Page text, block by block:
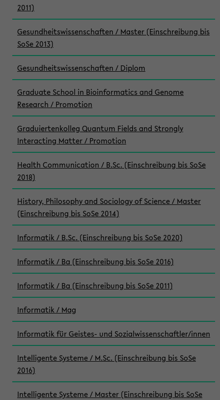
2011)
Gesundheitswissenschaften / Master (Einschreibung bis
SoSe 2013)
Gesundheitswissenschaften / Diplom
Graduate School in Bioinformatics and Genome
Research / Promotion
Graduiertenkolleg Quantum Fields and Strongly
Interacting Matter / Promotion
Health Communication / B.Sc. (Einschreibung bis SoSe
2018)
History, Philosophy and Sociology of Science / Master
(Einschreibung bis SoSe 2014)
Informatik / B.Sc. (Einschreibung bis SoSe 2020)
Informatik / Ba (Einschreibung bis SoSe 2016)
Informatik / Ba (Einschreibung bis SoSe 2011)
Informatik / Mag
Informatik für Geistes- und Sozialwissenschaftler/innen
Intelligente Systeme / M.Sc. (Einschreibung bis SoSe
2016)
Intelligente Systeme / Master (Einschreibung bis SoSe